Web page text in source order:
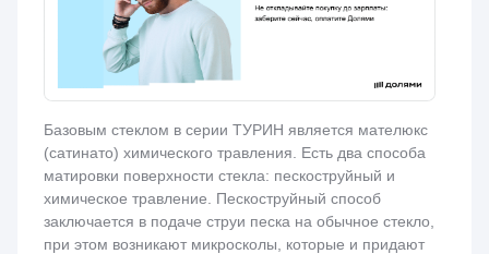
Базовым стеклом в серии ТУРИН является мателюкс
(сатинато) химического травления. Есть два способа
матировки поверхности стекла: пескоструйный и
химическое травление. Пескоструйный способ
заключается в подаче струи песка на обычное стекло,
при этом возникают микросколы, которые и придают